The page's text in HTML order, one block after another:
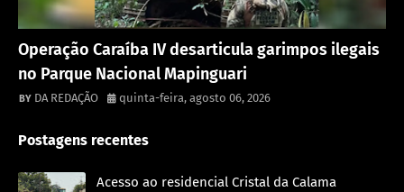
Operação Caraíba IV desarticula garimpos ilegais
no Parque Nacional Mapinguari
DA REDAÇÃO quinta-feira, agosto 06, 2026
Postagens recentes
Acesso ao residencial Cristal da Calama